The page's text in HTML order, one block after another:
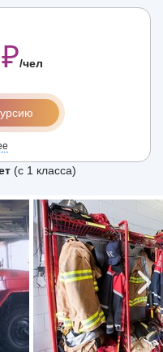
₽/чел
(с 1 класса)